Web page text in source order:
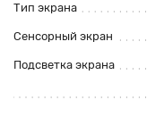
Тип экрана
Сенсорный экран
Подсветка экрана